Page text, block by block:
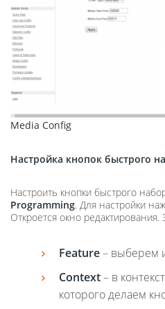
Media Config
Настройка кнопок быстрого
Настроить кнопки быстрого
Programming. Для настройки
Откроется окно
Feature– выберем
Context– в
которого делаем